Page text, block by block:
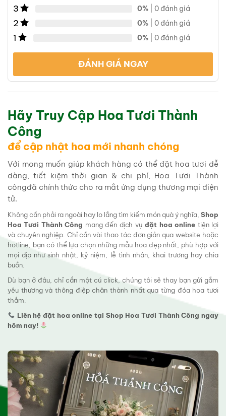
3 0% | 0 đánh giá
2 0% | 0 đánh giá
1 0% | 0 đánh giá
ĐÁNH GIÁ NGAY
Hãy Truy Cập Hoa Tươi Thành
Công
để cập nhật hoa mới nhanh chóng
Với mong muốn giúp khách hàng có thể đặt hoa tươi dễ
dàng, tiết kiệm thời gian & chi phí, Hoa Tươi Thành
côngđã chính thức cho ra mắt ứng dụng thương mại điện
tử.
Không cần phải ra ngoài hay lo lắng tìm kiếm món quà ý nghĩa, Shop
Hoa Tươi Thành Công mang đến dịch vụđặt hoa online tiện lợi
và chuyên nghiệp. Chỉ cần vài thao tác đơn giản qua website hoặc
hotline, bạn có thể lựa chọn những mẫu hoa đẹp nhất, phù hợp với
mọi dịp như sinh nhật, kỷ niệm, lễ tình nhân, khai trương hay chia
buồn.
Dù bạn ở đâu, chỉ cần một cú click, chúng tôi sẽ thay bạn gửi gắm
yêu thương và thông điệp chân thành nhất qua từng đóa hoa tươi
thắm.
Liên hệ đặt hoa online tại Shop Hoa Tươi Thành Công ngay
hôm nay!